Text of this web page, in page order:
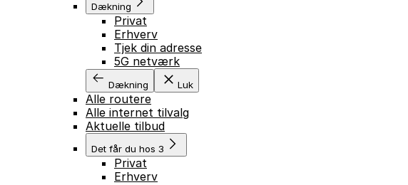
Dækning
Privat
Erhverv
Tjek din adresse
5G netværk
Dækning Luk
Alle routere
Alle internet tilvalg
Aktuelle tilbud
Det får du hos 3
Privat
Erhverv